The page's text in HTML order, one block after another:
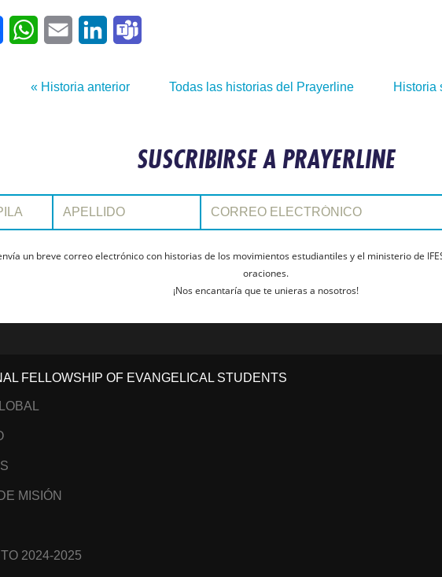
FacebookWhatsApp
Email LinkedIn
« Historia anterior Todas las historias del Prayerline Historia
SUSCRIBIRSE A PRAYERLINE
Apellido: Correo electrónico:
un breve correo electrónico con historias de los movimientos estudiantiles y el ministerio de
oraciones.
¡Nos encantaría que te unieras a nosotros!
FELLOWSHIP OF EVANGELICAL STUDENTS
MISIÓN
2024-2025